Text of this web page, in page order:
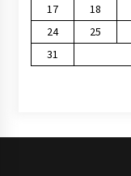
17
18
24
25
31